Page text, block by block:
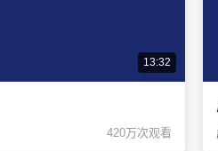
13:32
420万次观看